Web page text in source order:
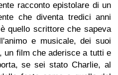
racconto epistolare di un
che diventa tredici anni
quello scrittore che sapeva
e musicale, dei suoi
un film che aderisce a tutti e
se sei stato Charlie, al